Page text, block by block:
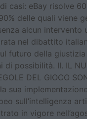
casi: eBay risolve
delle quali viene
alcun intervento
nel dibattito
futuro della
di possibilità. II. IL
DEL GIOCO
sua
sull’intelligenza
in vigore